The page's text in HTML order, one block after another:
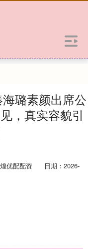
璐素颜出席公
，真实容貌引
优配配资
日期：2026-